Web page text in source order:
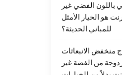
باللون الفضي غير
هو الخيار الأمثل
للمباني الحديثة؟
منخفض الانبعاثات
من الفضة غير